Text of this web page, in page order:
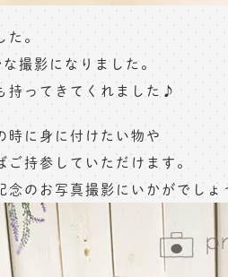
。
撮影になりました。
持ってきてくれました♪
時に身に付けたい物や
持参していただけます。
念のお写真撮影にいかがでし